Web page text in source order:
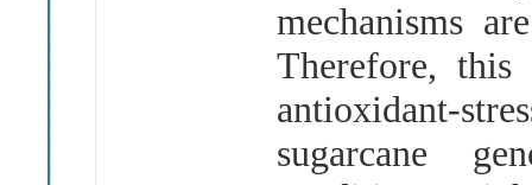
mechanisms
Therefore,
antioxidant-
sugarcane